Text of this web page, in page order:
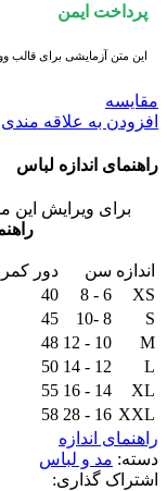
پرداخت ایمن
این متن آزمایشی برای قالب
مقايسه
افزودن به علاقه مندی
راهنمای اندازه لباس
برای ویرایش این
اندازه سن دور کمر
XS
6 - 8
40
S
8 -10
45
M
10 - 12
48
L
12 - 14
50
XL
14 - 16
55
XXL
16 - 28
58
راهنمای اندازه
دسته: مد و لباس
اشتراک گذاری: